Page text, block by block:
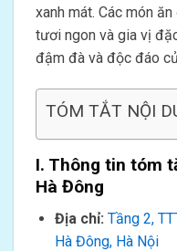
xanh mát. Các món
tươi ngon và gia vị
đậm đà và độc đáo
TÓM TẮT NỘI
I. Thông tin tóm
Hà Đông
Địa chỉ: Tầng 2,
Hà Đông, Hà Nội